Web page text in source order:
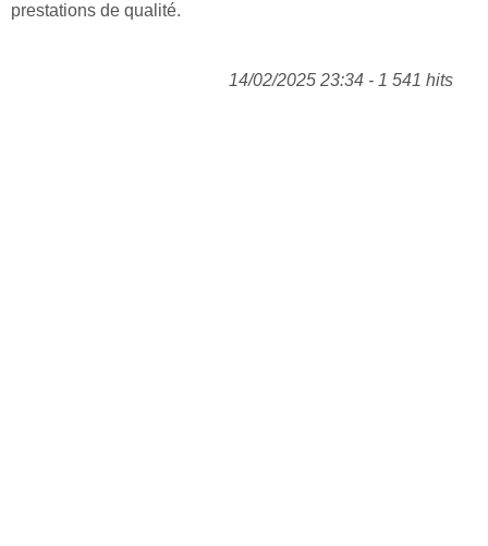
prestations de qualité.
14/02/2025 23:34 - 1 541 hits